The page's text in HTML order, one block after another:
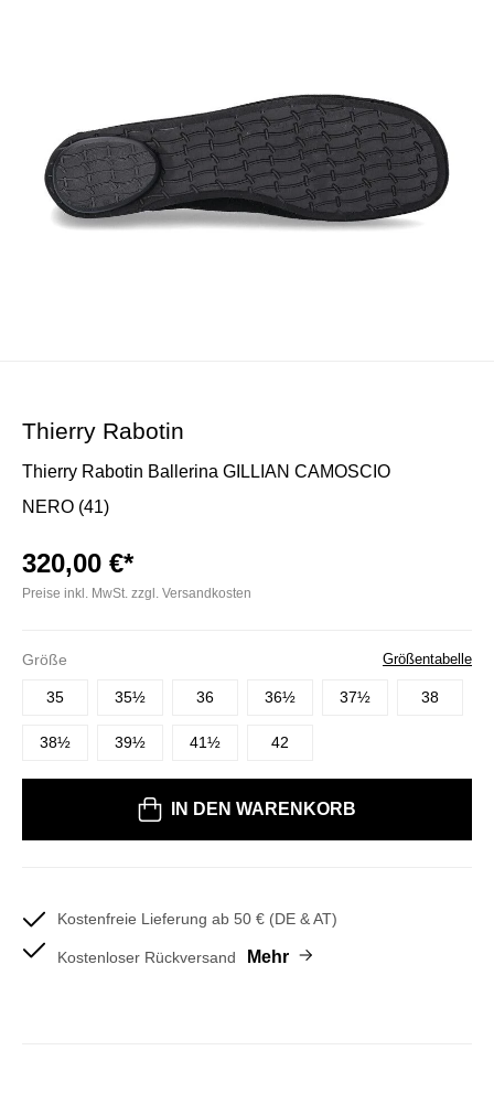
Thierry Rabotin
Thierry Rabotin Ballerina GILLIAN CAMOSCIO
NERO (41)
320,00 €*
Preise inkl. MwSt. zzgl. Versandkosten
Größe Größentabelle
35 35½ 36 36½ 37½ 38
38½ 39½ 41½ 42
IN DEN WARENKORB
Kostenfreie Lieferung ab 50 € (DE & AT)
Kostenloser Rückversand Mehr